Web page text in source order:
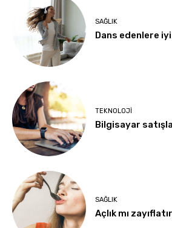
SAĞLIK
Dans edenlere
TEKNOLOJI
Bilgisayar
SAĞLIK
Açlık mı